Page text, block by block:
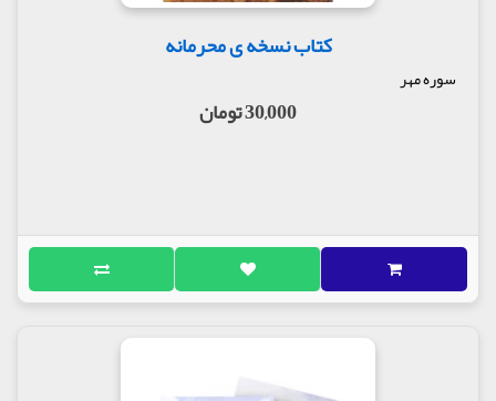
کتاب نسخه ی محرمانه
سوره مهر
30,000 تومان